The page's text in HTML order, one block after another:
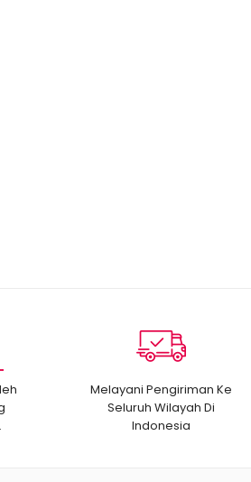
Melayani Pengiriman Ke
Seluruh Wilayah Di
Indonesia